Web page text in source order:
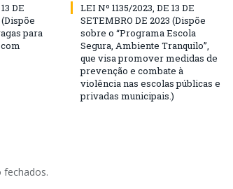
DE
para
LEI Nº 1135/2023, DE 13 DE
SETEMBRO DE 2023 (Dispõe
sobre o “Programa Escola
Segura, Ambiente Tranquilo”,
que visa promover medidas de
prevenção e combate à
violência nas escolas públicas e
privadas municipais.)
fechados.